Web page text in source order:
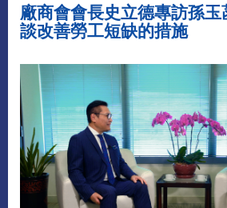
廠商會會長史立德專訪孫玉
談改善勞工短缺的措施